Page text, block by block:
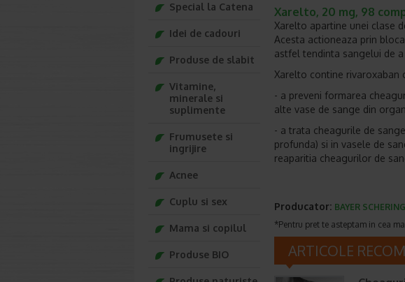
Xarelto, 20 mg, 98
Xarelto apartine unei clase
Acesta actioneaza prin
astfel tendinta sangelui de
Xarelto contine rivaroxaban
- a preveni formarea
alte vase de sange din
- a trata cheagurile de
profunda) si in vasele de
reaparitia cheagurilor de
Producator: BAYER
*Pentru pret te asteptam in cea
ARTICOLE
Special la Catena
Idei de cadouri
Produse de slabit
Vitamine,
minerale si
suplimente
Frumusete si
ingrijire
Acnee
Cuplu si sex
Mama si copilul
Produse BIO